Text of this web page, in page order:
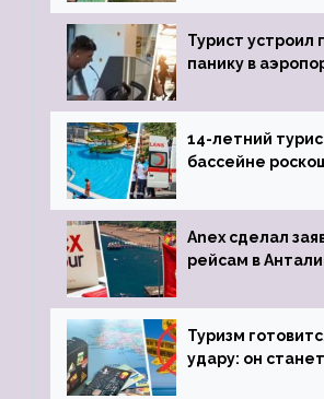
виз
Турист устроил
панику в
задержке рейса
14-летний
бассейне
Anex сделал
рейсам в
Туризм
удару: он